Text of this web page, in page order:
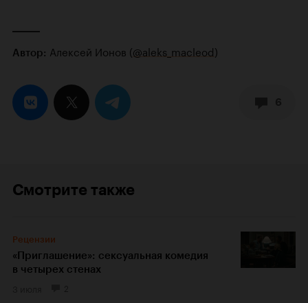
Автор: Алексей Ионов (@aleks_macleod)
Смотрите также
Рецензии
«Приглашение»: сексуальная комедия
в четырех стенах